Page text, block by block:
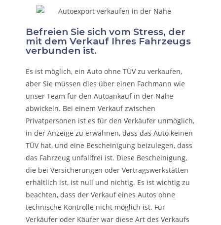
Befreien Sie sich vom Stress, der
mit dem Verkauf Ihres Fahrzeugs
verbunden ist.
Es ist möglich, ein Auto ohne TÜV zu verkaufen,
aber Sie müssen dies über einen Fachmann wie
unser Team für den Autoankauf in der Nähe
abwickeln. Bei einem Verkauf zwischen
Privatpersonen ist es für den Verkäufer unmöglich,
in der Anzeige zu erwähnen, dass das Auto keinen
TÜV hat, und eine Bescheinigung beizulegen, dass
das Fahrzeug unfallfrei ist. Diese Bescheinigung,
die bei Versicherungen oder Vertragswerkstätten
erhältlich ist, ist null und nichtig. Es ist wichtig zu
beachten, dass der Verkauf eines Autos ohne
technische Kontrolle nicht möglich ist. Für
Verkäufer oder Käufer war diese Art des Verkaufs